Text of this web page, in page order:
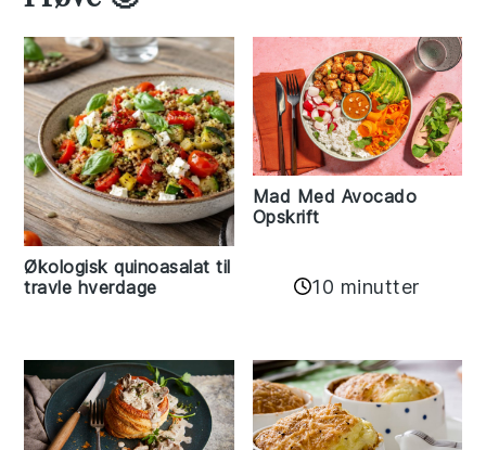
Økologisk quinoasalat til
travle hverdage
Mad Med Avocado
Opskrift
10 minutter